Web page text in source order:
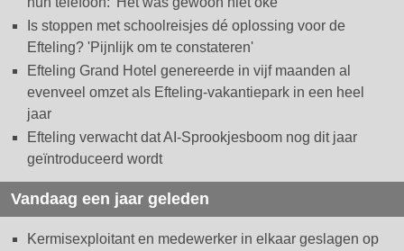
Is stoppen met schoolreisjes dé oplossing voor de
Efteling? 'Pijnlijk om te constateren'
Efteling Grand Hotel genereerde in vijf maanden al
evenveel omzet als Efteling-vakantiepark in een heel
jaar
Efteling verwacht dat AI-Sprookjesboom nog dit jaar
geïntroduceerd wordt
Vandaag een jaar geleden
Kermisexploitant en medewerker in elkaar geslagen op